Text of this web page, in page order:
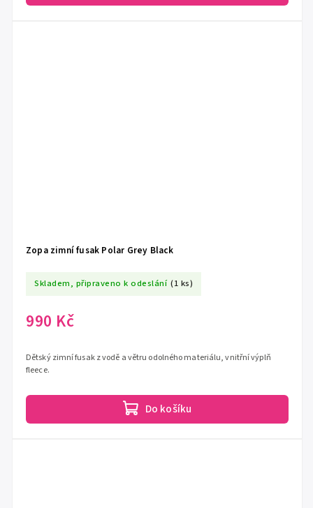
Zopa zimní fusak Polar Grey Black
Skladem, připraveno k odeslání (1 ks)
990 Kč
Do košíku
Dětský zimní fusak z vodě a větru odolného materiálu, vnitřní výplň
fleece.